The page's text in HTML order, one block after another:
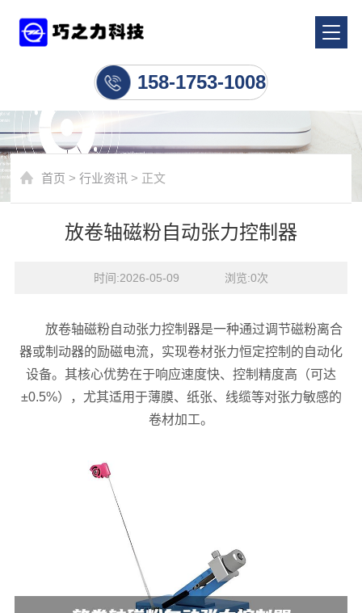
158-1753-1008
首页 >行业资讯 > 正文
放卷轴磁粉自动张力控制器
时间:2026-05-09    浏览:0次
放卷轴磁粉自动张力控制器是一种通过调节磁粉离合
器或制动器的励磁电流，实现卷材张力恒定控制的自动化
设备。其核心优势在于响应速度快、控制精度高（可达
±0.5%），尤其适用于薄膜、纸张、线缆等对张力敏感的
卷材加工。